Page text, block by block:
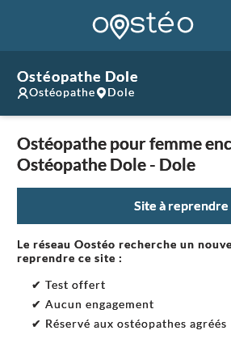
Ostéopathe Dole
Ostéopathe Dole
Ostéopathe pour femme
Ostéopathe Dole - Dole
Site à reprendre
Le réseau Oostéo recherche un
reprendre ce site :
✔ Test offert
✔ Aucun engagement
✔ Réservé aux ostéopathes agréés